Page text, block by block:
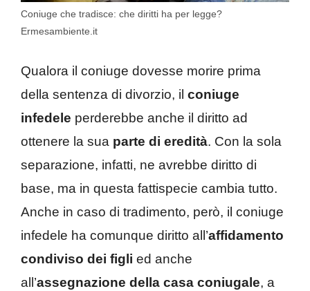
Coniuge che tradisce: che diritti ha per legge?
Ermesambiente.it
Qualora il coniuge dovesse morire prima
della sentenza di divorzio, il coniuge
infedele perderebbe anche il diritto ad
ottenere la sua parte di eredità. Con la sola
separazione, infatti, ne avrebbe diritto di
base, ma in questa fattispecie cambia tutto.
Anche in caso di tradimento, però, il coniuge
infedele ha comunque diritto all’affidamento
condiviso dei figli ed anche
all’assegnazione della casa coniugale, a